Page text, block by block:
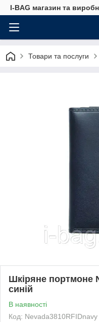
I-BAG магазин та
Товари та послуги
Шкіряне портмоне
синій
В наявності
Код: Nevada3810RFIDnavy